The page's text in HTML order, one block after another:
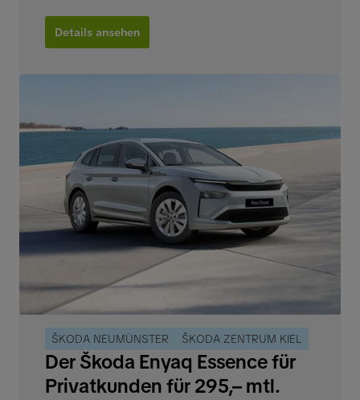
Details ansehen
ŠKODA NEUMÜNSTER ŠKODA ZENTRUM KIEL
Der Škoda Enyaq Essence für
Privatkunden für 295,– mtl.